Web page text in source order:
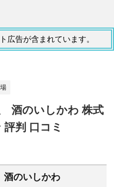
広告が含まれています。
酒のいしかわ 株式
判 口コミ
のいしかわ